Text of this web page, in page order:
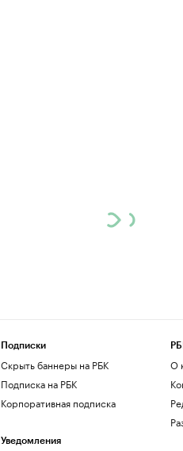
Подписки
Скрыть баннеры на РБК
Подписка на РБК
Корпоративная подписка
Уведомления
О